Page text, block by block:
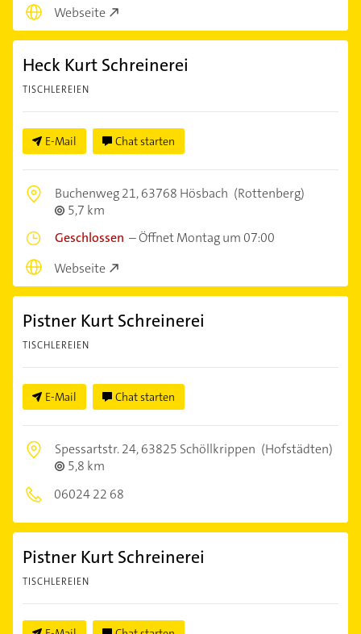
Webseite
Heck Kurt Schreinerei
TISCHLEREIEN
E-Mail Chat starten
Buchenweg 21,63768 Hösbach (Rottenberg)
5,7 km
Geschlossen –Öffnet Montag um 07:00
Webseite
Pistner Kurt Schreinerei
TISCHLEREIEN
E-Mail Chat starten
Spessartstr. 24,63825 Schöllkrippen (Hofstädten)
5,8 km
06024 22 68
Pistner Kurt Schreinerei
TISCHLEREIEN